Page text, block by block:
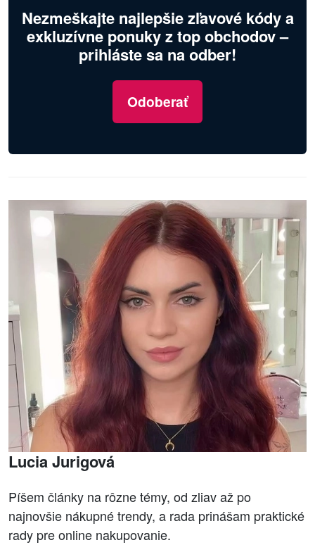
Nezmeškajte najlepšie zľavové kódy a
exkluzívne ponuky z top obchodov –
prihláste sa na odber!
Odoberať
Lucia Jurigová
Píšem články na rôzne témy, od zliav až po
najnovšie nákupné trendy, a rada prinášam praktické
rady pre online nakupovanie.